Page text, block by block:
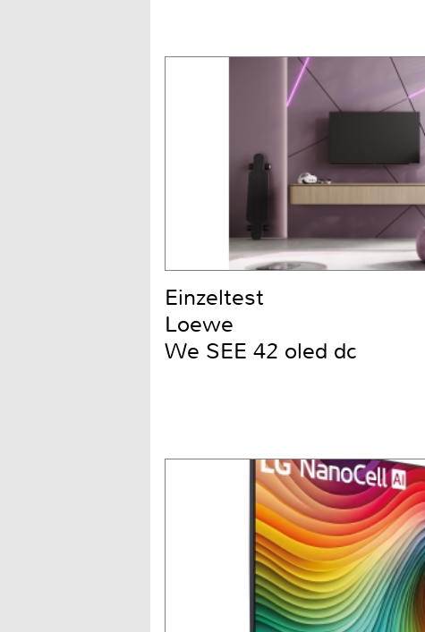
Einzeltest
Loewe
We SEE 42 oled dc